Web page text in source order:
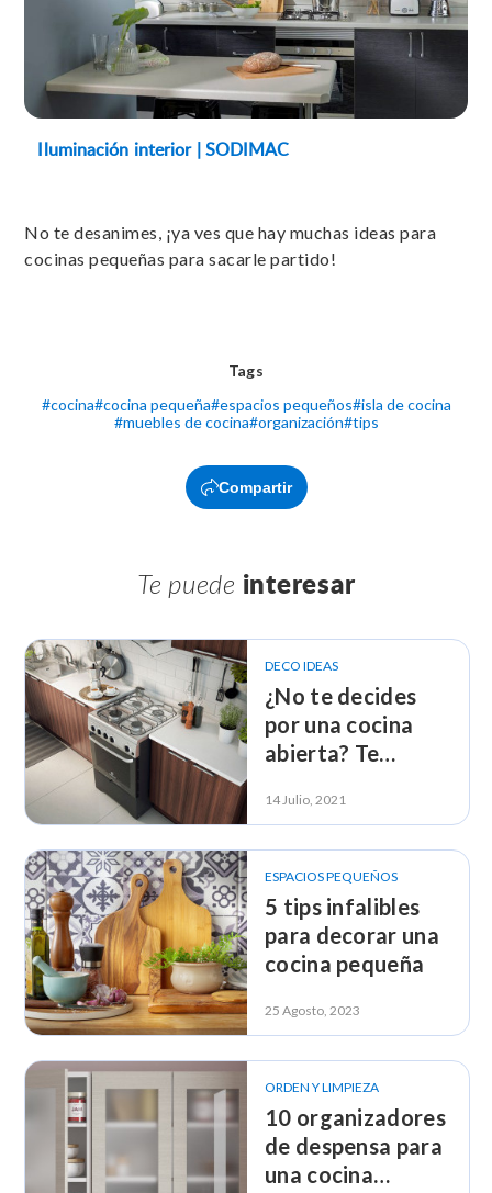
Iluminación interior | SODIMAC
No te desanimes, ¡ya ves que hay muchas ideas para
cocinas pequeñas para sacarle partido!
Tags
#cocina#cocina pequeña#espacios pequeños#isla de cocina
#muebles de cocina#organización#tips
Compartir
Te puede interesar
DECO IDEAS
¿No te decides
por una cocina
abierta? Te
14 Julio, 2021
ESPACIOS PEQUEÑOS
5 tips infalibles
para decorar una
cocina pequeña
25 Agosto, 2023
ORDEN Y LIMPIEZA
10 organizadores
de despensa para
una cocina